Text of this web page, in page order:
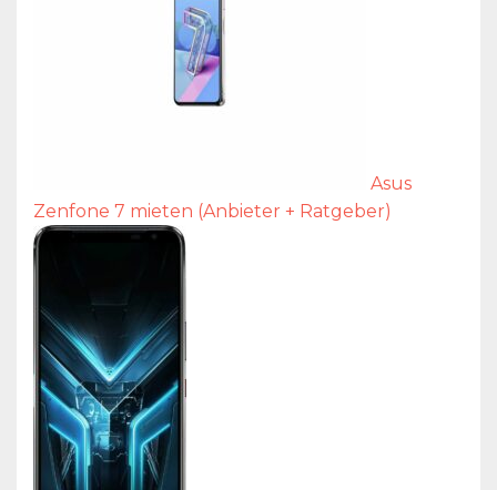
Asus
Zenfone 7 mieten (Anbieter + Ratgeber)